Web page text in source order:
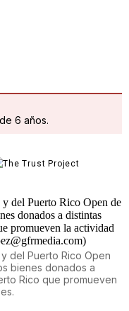
6 años.
del Puerto Rico Open
bienes donados a
Rico que promueven